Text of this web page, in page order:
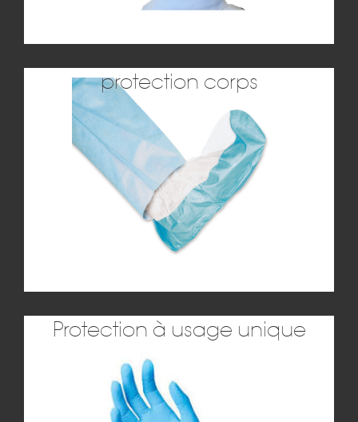
protection corps
Protection corps
Batycel vous propose un choix important de
blouses, combinaisons, tabliers, manchettes et
surchausses
J'y vais
Protection à usage unique
Protection à usage unique
Batycel vous offre une gamme de gants à usage